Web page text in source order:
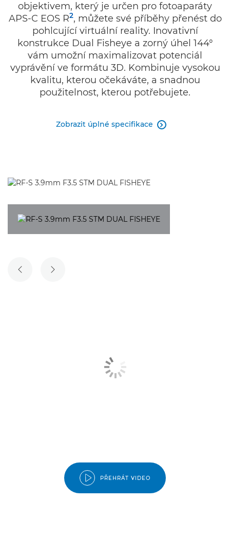
objektivem, který je určen pro fotoaparáty
APS-C EOS R2, můžete své příběhy přenést do
pohlcující virtuální reality. Inovativní
konstrukce Dual Fisheye a zorný úhel 144°
vám umožní maximalizovat potenciál
vyprávění ve formátu 3D. Kombinuje vysokou
kvalitu, kterou očekáváte, a snadnou
použitelnost, kterou potřebujete.
Zobrazit úplné specifikace 
PŘEDCHOZÍ SNÍMEK
DALŠÍ SNÍMEK
PŘEHRÁT VIDEO